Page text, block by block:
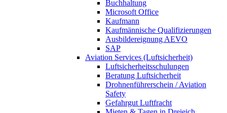
Buchhaltung
Microsoft Office
Kaufmann
Kaufmännische Qualifizierungen
Ausbildereignung AEVO
SAP
Aviation Services (Luftsicherheit)
Luftsicherheitsschulungen
Beratung Luftsicherheit
Drohnenführerschein / Aviation
Safety
Gefahrgut Luftfracht